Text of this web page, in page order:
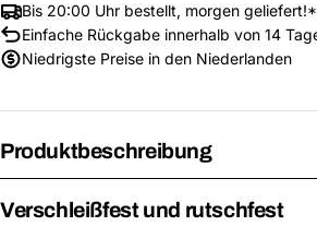
Bis 20:00 Uhr bestellt, morgen geliefert!*
Einfache Rückgabe innerhalb von 14
Niedrigste Preise in den Niederlanden
Produktbeschreibung
Verschleißfest und rutschfest